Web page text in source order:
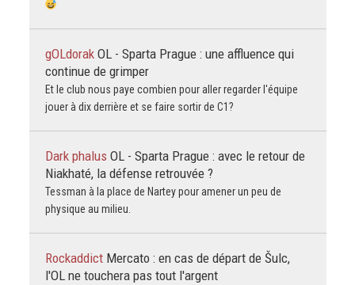
gOLdorak OL - Sparta Prague : une affluence qui
continue de grimper
Et le club nous paye combien pour aller regarder l'équipe
jouer à dix derrière et se faire sortir de C1?
Dark phalus OL - Sparta Prague : avec le retour de
Niakhaté, la défense retrouvée ?
Tessman à la place de Nartey pour amener un peu de
physique au milieu.
Rockaddict Mercato : en cas de départ de Šulc,
l'OL ne touchera pas tout l'argent